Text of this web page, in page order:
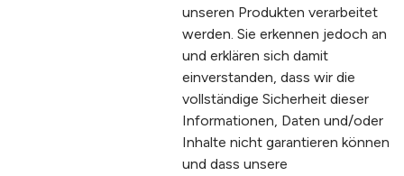
unseren Produkten verarbeitet
werden. Sie erkennen jedoch an
und erklären sich damit
einverstanden, dass wir die
vollständige Sicherheit dieser
Informationen, Daten und/oder
Inhalte nicht garantieren können
und dass unsere